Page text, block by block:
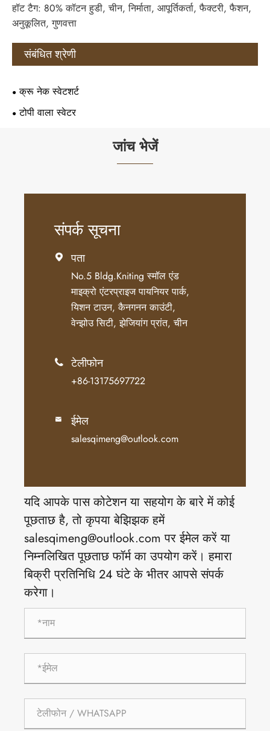
हॉट टैग: 80% कॉटन हुडी, चीन, निर्माता, आपूर्तिकर्ता, फैक्टरी, फैशन,
अनुकूलित, गुणवत्ता
संबंधित श्रेणी
क्रू नेक स्वेटशर्ट
टोपी वाला स्वेटर
जांच भेजें
संपर्क सूचना
 पता
No.5 Bldg.Kniting स्मॉल एंड
माइक्रो एंटरप्राइज पायनियर पार्क,
यिशन टाउन, कैनगनन काउंटी,
वेन्झोउ सिटी, झेजियांग प्रांत, चीन
 टेलीफोन
+86-13175697722
 ईमेल
salesqimeng@outlook.com
यदि आपके पास कोटेशन या सहयोग के बारे में कोई
पूछताछ है, तो कृपया बेझिझक हमें
salesqimeng@outlook.com पर ईमेल करें या
निम्नलिखित पूछताछ फॉर्म का उपयोग करें। हमारा
बिक्री प्रतिनिधि 24 घंटे के भीतर आपसे संपर्क
करेगा।